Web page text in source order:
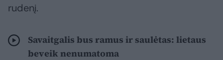
rudenį.
Savaitgalis bus ramus ir saulėtas: lietaus
beveik nenumatoma